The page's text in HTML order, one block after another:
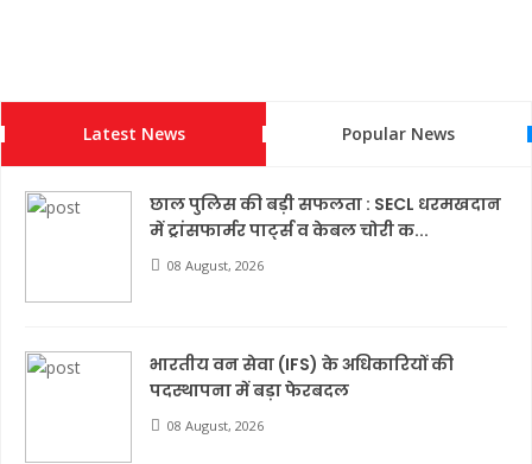
Latest News Popular News
छाल पुलिस की बड़ी सफलता : SECL धरमखदान
में ट्रांसफार्मर पार्ट्स व केबल चोरी क...
08 August, 2026
भारतीय वन सेवा (IFS) के अधिकारियों की
पदस्थापना में बड़ा फेरबदल
08 August, 2026